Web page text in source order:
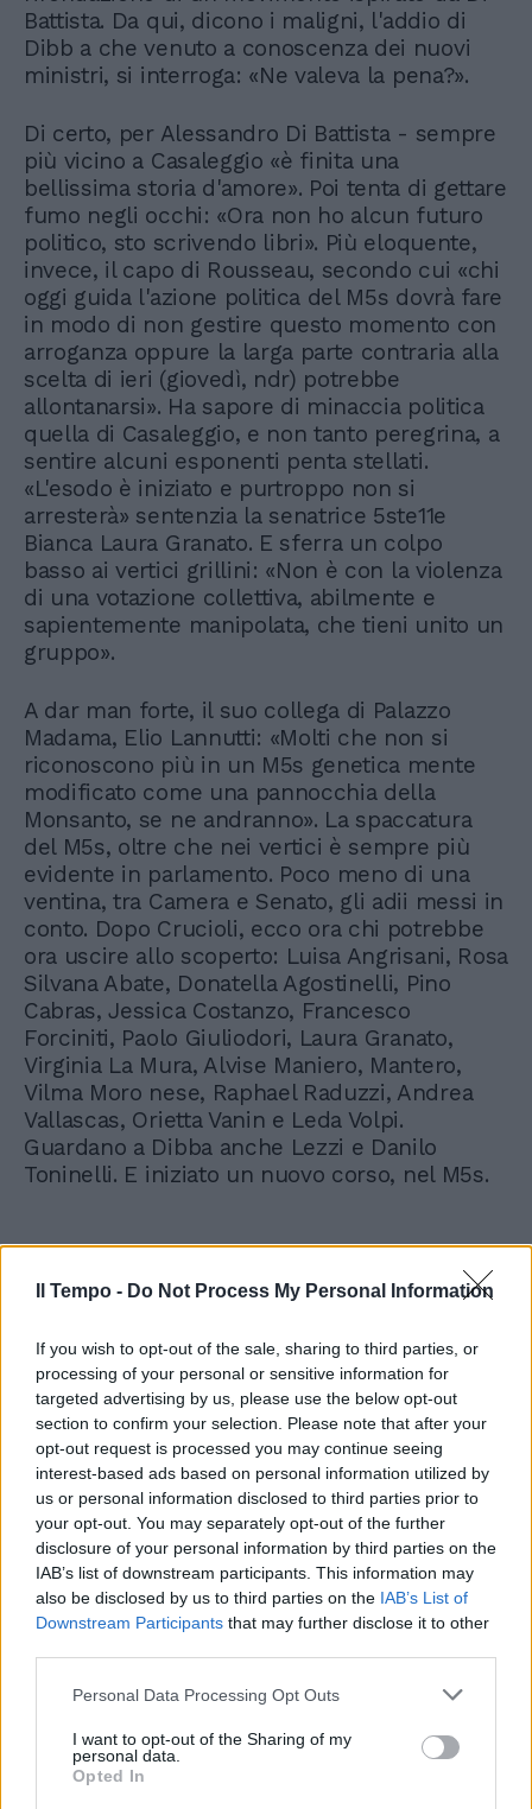
Il Tempo - Do Not Process My Personal Information
If you wish to opt-out of the sale, sharing to third parties, or
processing of your personal or sensitive information for
targeted advertising by us, please use the below opt-out
section to confirm your selection. Please note that after your
opt-out request is processed you may continue seeing
interest-based ads based on personal information utilized by
us or personal information disclosed to third parties prior to
your opt-out. You may separately opt-out of the further
disclosure of your personal information by third parties on the
IAB’s list of downstream participants. This information may
also be disclosed by us to third parties on the IAB’s List of
Downstream Participants that may further disclose it to other
Personal Data Processing Opt Outs
I want to opt-out of the Sharing of my
personal data.
Opted In
Battista. Da qui, dicono i maligni, l'addio di
Dibb a che venuto a conoscenza dei nuovi
ministri, si interroga: «Ne valeva la pena?».
Di certo, per Alessandro Di Battista - sempre
più vicino a Casaleggio «è finita una
bellissima storia d'amore». Poi tenta di gettare
fumo negli occhi: «Ora non ho alcun futuro
politico, sto scrivendo libri». Più eloquente,
invece, il capo di Rousseau, secondo cui «chi
oggi guida l'azione politica del M5s dovrà fare
in modo di non gestire questo momento con
arroganza oppure la larga parte contraria alla
scelta di ieri (giovedì, ndr) potrebbe
allontanarsi». Ha sapore di minaccia politica
quella di Casaleggio, e non tanto peregrina, a
sentire alcuni esponenti penta stellati.
«L'esodo è iniziato e purtroppo non si
arresterà» sentenzia la senatrice 5ste11e
Bianca Laura Granato. E sferra un colpo
basso ai vertici grillini: «Non è con la violenza
di una votazione collettiva, abilmente e
sapientemente manipolata, che tieni unito un
gruppo».
A dar man forte, il suo collega di Palazzo
Madama, Elio Lannutti: «Molti che non si
riconoscono più in un M5s genetica mente
modificato come una pannocchia della
Monsanto, se ne andranno». La spaccatura
del M5s, oltre che nei vertici è sempre più
evidente in parlamento. Poco meno di una
ventina, tra Camera e Senato, gli adii messi in
conto. Dopo Crucioli, ecco ora chi potrebbe
ora uscire allo scoperto: Luisa Angrisani, Rosa
Silvana Abate, Donatella Agostinelli, Pino
Cabras, Jessica Costanzo, Francesco
Forciniti, Paolo Giuliodori, Laura Granato,
Virginia La Mura, Alvise Maniero, Mantero,
Vilma Moro nese, Raphael Raduzzi, Andrea
Vallascas, Orietta Vanin e Leda Volpi.
Guardano a Dibba anche Lezzi e Danilo
Toninelli. E iniziato un nuovo corso, nel M5s.